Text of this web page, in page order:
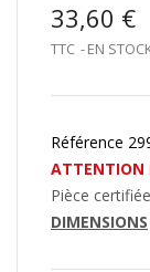
33,60 €
TTC EN
Référence
ATTENTION
Pièce
DIMENSIONS